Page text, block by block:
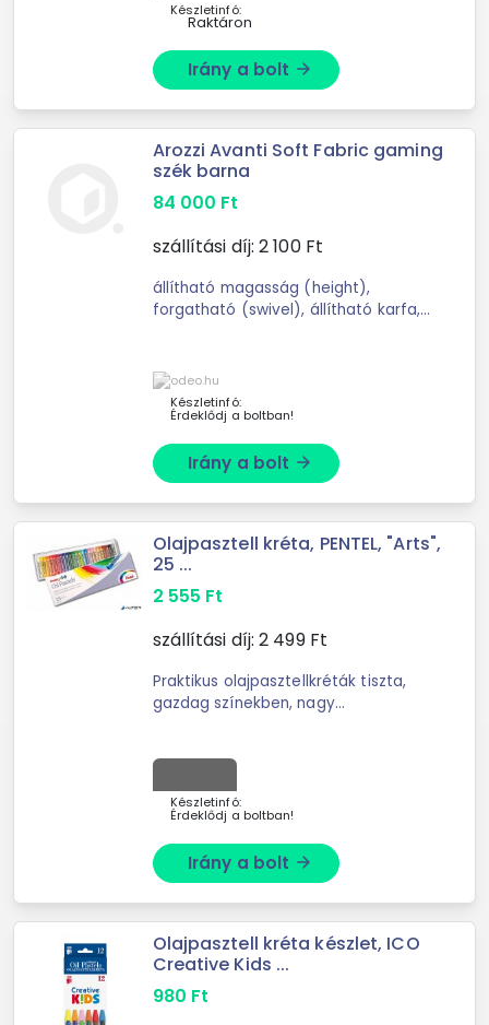
Készletinfó:
Raktáron
Irány a bolt arrow_forward
Arozzi Avanti Soft Fabric gaming
szék barna
84 000 Ft
szállítási díj: 2 100Ft
állítható magasság (height),
forgatható (swivel), állítható karfa,
széksor
Készletinfó:
Érdeklődj a boltban!
Irány a bolt arrow_forward
Olajpasztell kréta, PENTEL, "Arts",
25 ...
2 555 Ft
szállítási díj: 2 499Ft
Praktikus olajpasztellkréták tiszta,
gazdag színekben, nagy
keverést tesz lehetővé. A
hagyományos ...
Készletinfó:
Érdeklődj a boltban!
Irány a bolt arrow_forward
Olajpasztell kréta készlet, ICO
Creative Kids ...
980 Ft